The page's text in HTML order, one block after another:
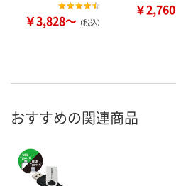
￥3,828～ （税込）
￥2,760
おすすめの関連商品